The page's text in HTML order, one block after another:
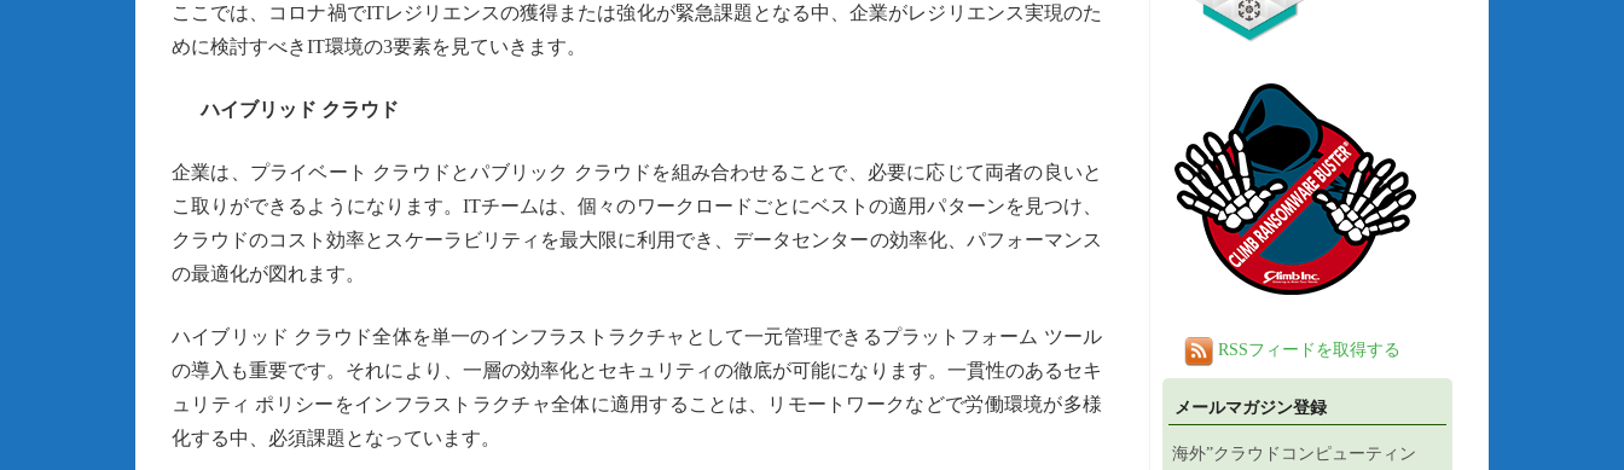
ここでは、コロナ禍でITレジリエンスの獲得または強化が緊急課題となる中、企業がレジリエンス実現のた
めに検討すべきIT環境の3要素を見ていきます。
ハイブリッド クラウド
企業は、プライベート クラウドとパブリック クラウドを組み合わせることで、必要に応じて両者の良いと
こ取りができるようになります。ITチームは、個々のワークロードごとにベストの適用パターンを見つけ、
クラウドのコスト効率とスケーラビリティを最大限に利用でき、データセンターの効率化、パフォーマンス
の最適化が図れます。
ハイブリッド クラウド全体を単一のインフラストラクチャとして一元管理できるプラットフォーム ツール
の導入も重要です。それにより、一層の効率化とセキュリティの徹底が可能になります。一貫性のあるセキ
ュリティ ポリシーをインフラストラクチャ全体に適用することは、リモートワークなどで労働環境が多様
化する中、必須課題となっています。
RSSフィードを取得する
メールマガジン登録
海外”クラウドコンピューティン